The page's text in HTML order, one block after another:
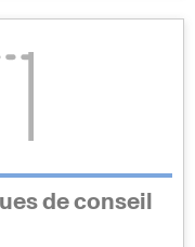
de conseil